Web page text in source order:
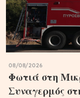
08/08/2026
Φωτιά στη
Συναγερμός